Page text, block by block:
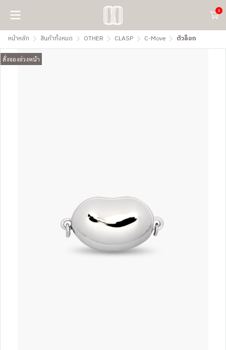
0
หน้าหลัก สินค้าทั้งหมด OTHER CLASP C-Move ตัวล็อก
สั่งจองล่วงหน้า